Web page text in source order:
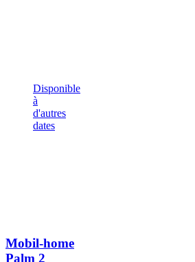
Disponible
à
d'autres
dates
Mobil-home
Palm 2